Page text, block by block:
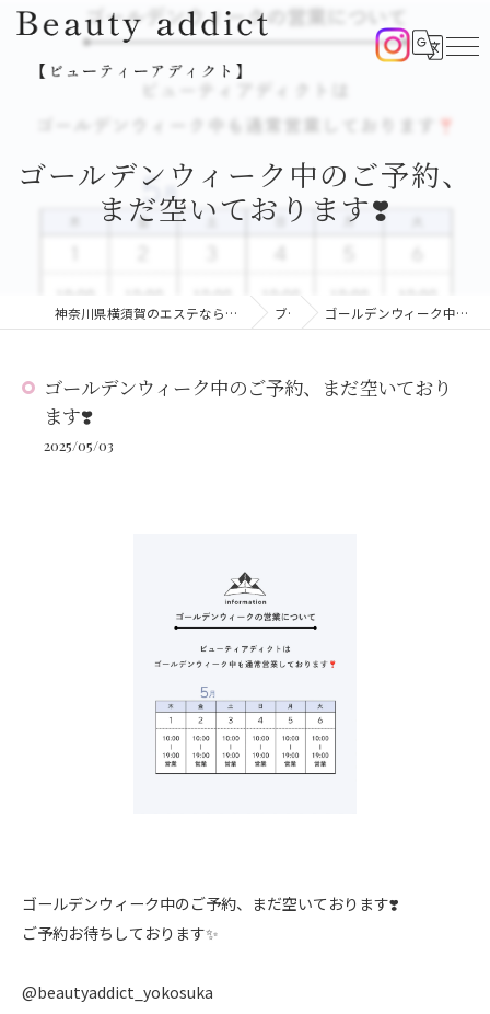
ゴールデンウィーク中のご予約、
まだ空いております❣️
神奈川県横須賀のエステならBeauty addict【ビューティーアディクト】 ブログ ゴールデンウィーク中のご予約、まだ空いております❣️
ゴールデンウィーク中のご予約、まだ空いており
ます❣️
2025/05/03
ゴールデンウィーク中のご予約、まだ空いております❣️
ご予約お待ちしております✨
@beautyaddict_yokosuka